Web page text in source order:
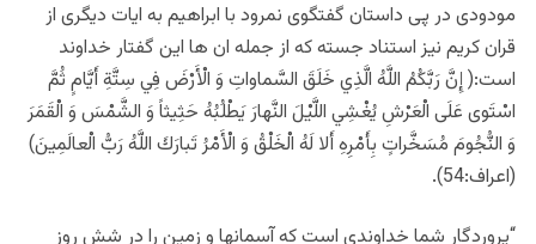
مودودی در پی داستان گفتگوی نمرود با ابراهیم به ایات دیگری از
قران کریم نیز استناد جسته که از جمله ان ها این گفتار خداوند
است:( إِنَّ رَبَّكُمُ اللَّهُ الَّذِي خَلَقَ السَّماواتِ وَ الْأَرْضَ فِي سِتَّةِ أَيَّامٍ ثُمَّ
اسْتَوى عَلَى الْعَرْشِ يُغْشِي اللَّيْلَ النَّهارَ يَطْلُبُهُ حَثِيثاً وَ الشَّمْسَ وَ الْقَمَرَ
وَ النُّجُومَ مُسَخَّراتٍ بِأَمْرِهِ أَلا لَهُ الْخَلْقُ وَ الْأَمْرُ تَبارَكَ اللَّهُ رَبُّ الْعالَمِينَ)
(اعراف:54).
“پروردگار شما خداوندى است كه آسمانها و زمين را در شش روز